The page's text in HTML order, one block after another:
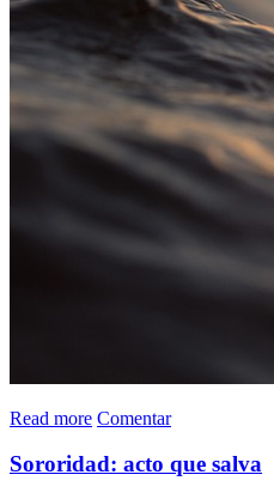
Read more Comentar
Sororidad: acto que salva